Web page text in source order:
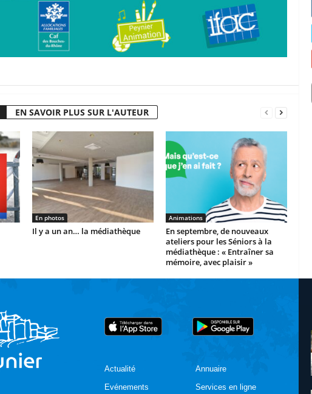
EN SAVOIR PLUS SUR L'AUTEUR
En photos
Il y a un an… la médiathèque
Animations
En septembre, de nouveaux
ateliers pour les Séniors à la
médiathèque : « Entraîner sa
mémoire, avec plaisir »
Actualité
Evénements
Annuaire
Services en ligne